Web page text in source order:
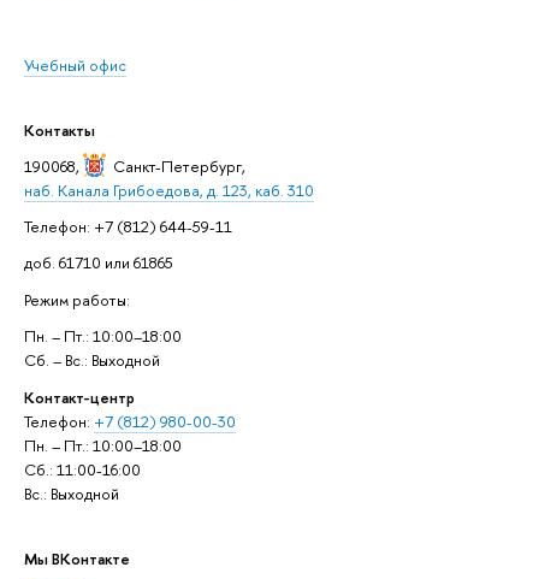
Учебный офис
Контакты
190068,
Санкт-Петербург,
наб. Канала Грибоедова, д. 123, каб. 310
Телефон: +7 (812) 644-59-11
доб. 61710 или 61865
Режим работы:
Пн. – Пт.: 10:00–18:00
Сб. – Вс.: Выходной
Контакт-центр
Телефон: +7 (812) 980-00-30
Пн. – Пт.: 10:00–18:00
Сб.: 11:00-16:00
Вс.: Выходной
Мы ВКонтакте